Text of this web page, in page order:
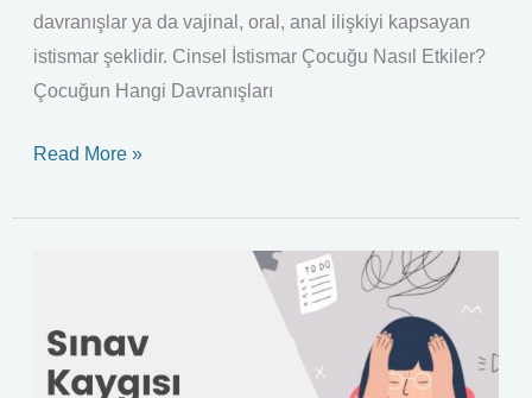
davranışlar ya da vajinal, oral, anal ilişkiyi kapsayan
istismar şeklidir. Cinsel İstismar Çocuğu Nasıl Etkiler?
Çocuğun Hangi Davranışları
Read More »